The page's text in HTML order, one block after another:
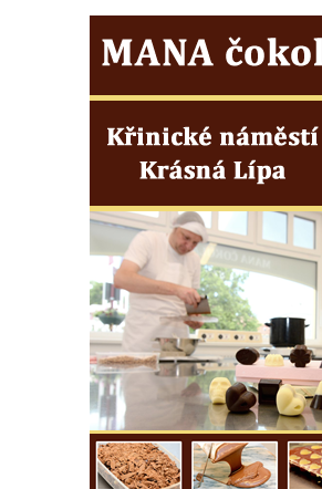
Kaple Nejsvětější Trojice v Nové Vsi (Ústí
nad Labem)
Kaple svaté Anny v Brné
Kaple svatého Jana Nepomuckého před
zámkem v Protivíně
Kaple svatého Rocha v Ohradě u Hluboké
nad Vltavou
Kostel svaté Kateřiny Alexandrijské ve
Stráži nad Nisou
Kostel svatého Martina v Tursku
Kaple svatých Jana a Pavla v Knínicích
Kaple Panny Marie u bývalého zámku
Ledebour